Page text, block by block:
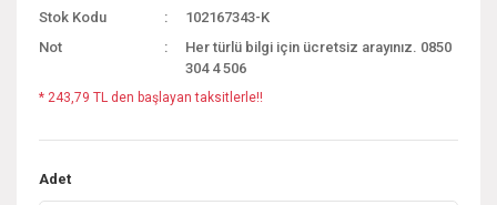
Stok Kodu
102167343-K
Not
Her türlü bilgi için ücretsiz arayınız. 0850
304 4 506
* 243,79 TL den başlayan taksitlerle!!
Adet